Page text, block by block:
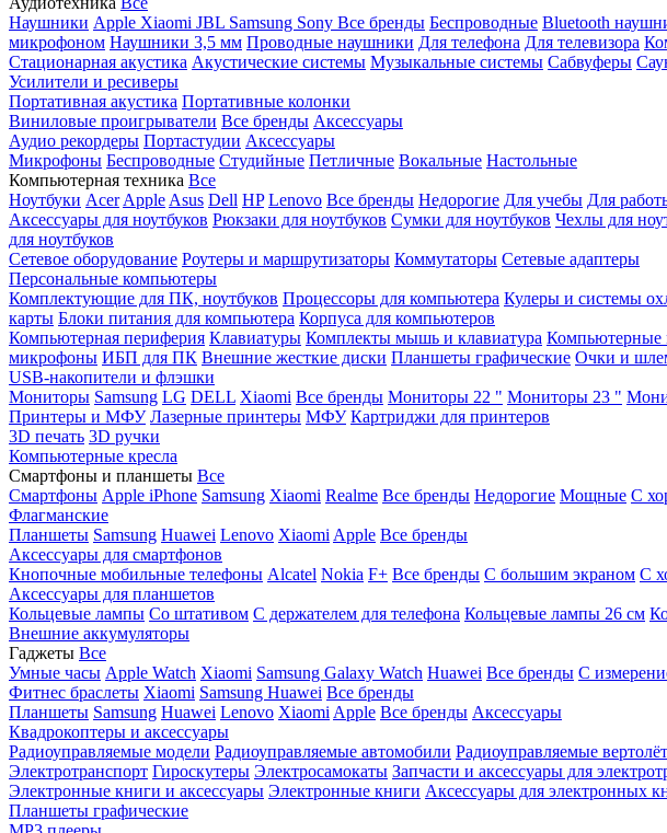
Наушники Apple Xiaomi JBL Samsung Sony Все бренды Беспроводные Bluetooth
микрофоном Наушники 3,5 мм Проводные наушники Для телефона Для телевизора
Стационарная акустика Акустические системы Музыкальные системы Сабвуферы
Усилители и ресиверы
Портативная акустика Портативные колонки
Виниловые проигрыватели Все бренды Аксессуары
Аудио рекордеры Портастудии Аксессуары
Микрофоны Беспроводные Студийные Петличные Вокальные Настольные
Компьютерная техника Все
Ноутбуки Acer Apple Asus Dell HP Lenovo Все бренды Недорогие Для учебы Для
Аксессуары для ноутбуков Рюкзаки для ноутбуков Сумки для ноутбуков Чехлы для
для ноутбуков
Сетевое оборудование Роутеры и маршрутизаторы Коммутаторы Сетевые адаптеры
Персональные компьютеры
Комплектующие для ПК, ноутбуков Процессоры для компьютера Кулеры и системы
карты Блоки питания для компьютера Корпуса для компьютеров
Компьютерная периферия Клавиатуры Комплекты мышь и клавиатура
микрофоны ИБП для ПК Внешние жесткие диски Планшеты графические Очки и
USB-накопители и флэшки
Мониторы Samsung LG DELL Xiaomi Все бренды Мониторы 22 " Мониторы 23 "
Принтеры и МФУ Лазерные принтеры МФУ Картриджи для принтеров
3D печать 3D ручки
Компьютерные кресла
Смартфоны и планшеты Все
Смартфоны Apple iPhone Samsung Xiaomi Realme Все бренды Недорогие Мощные С
Флагманские
Планшеты Samsung Huawei Lenovo Xiaomi Apple Все бренды
Аксессуары для смартфонов
Кнопочные мобильные телефоны Alcatel Nokia F+ Все бренды С большим экраном С
Аксессуары для планшетов
Кольцевые лампы Со штативом C держателем для телефона Кольцевые лампы 26 см
Внешние аккумуляторы
Гаджеты Все
Умные часы Apple Watch Xiaomi Samsung Galaxy Watch Huawei Все бренды C
Фитнес браслеты Xiaomi Samsung Huawei Все бренды
Планшеты Samsung Huawei Lenovo Xiaomi Apple Все бренды Аксессуары
Квадрокоптеры и аксессуары
Радиоуправляемые модели Радиоуправляемые автомобили Радиоуправляемые
Электротранспорт Гироскутеры Электросамокаты Запчасти и аксессуары для
Электронные книги и аксессуары Электронные книги Аксессуары для электронных
Планшеты графические